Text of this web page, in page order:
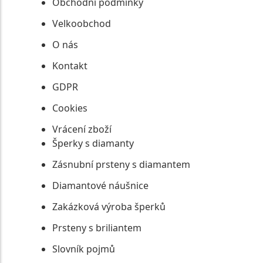
Velkoobchod
O nás
Kontakt
GDPR
Cookies
Vrácení zboží
Šperky s diamanty
Zásnubní prsteny s diamantem
Diamantové náušnice
Zakázková výroba šperků
Prsteny s briliantem
Slovník pojmů